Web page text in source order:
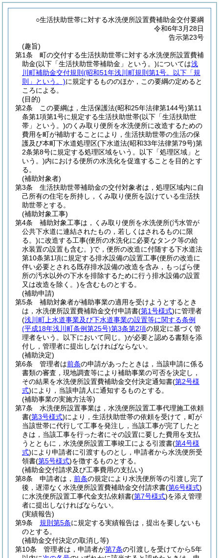
○生活扶助世帯に対する水洗便所設置費補助金交付要綱
令和6年3月28日
告示第23号
(趣旨)
第1条
町の交付する生活扶助世帯に対する水洗便所設置費補
助金(以下「生活扶助世帯補助金」という。)については浅
川町補助金交付規則 (昭和51年浅川町規則第1号。以下「規
則」という。)に規定するもののほか，この要綱の定めると
ころによる。
(目的)
第2条
この要綱は，生活保護法(昭和25年法律第144号)第11
条第1項第1号に規定する生活扶助世帯(以下「生活扶助世
帯」という。)のくみ取り便所を水洗便所に改造するための
費用を町が補助することにより，生活扶助世帯の生活の保
護及び本町下水道処理区(下水道法(昭和33年法律第79号)第
2条第8号に規定する処理区域をいう。以下「処理区域」と
いう。)内における便所の水洗化を促進することを目的とす
る。
(補助対象者)
第3条
生活扶助世帯補助金の交付対象者は，処理区域内に自
己所有の住宅を所持し，くみ取り便所を設けている生活扶
助世帯とする。
(補助対象工事)
第4条
補助対象工事は，くみ取り便所を水洗便所(汚水管が
公共下水道に連結されたもの，若しくはされるものに限
る。)に改造する工事(便所の水洗化に必要なタンク等の給
水装置の設置も含む。)で，便所の改造に付随する下水道法
第10条第1項に規定する排水設備の設置工事(便所の改造に
伴い必要とされる既存排水設備の改造を含み，もっぱら便
所の汚水以外の下水を排除するために行う排水設備の設置
又は改造を除く。)を含むものとする。
(補助申請)
第5条
補助対象者が補助事業の適用を受けようとするとき
は，水洗便所設置費補助金交付申請書(第1号様式)に管理者
(浅川町上水道事業及び下水道事業の設置等に関する条例
(平成18年浅川町条例第25号)第3条第2項の規定に基づく管
理者をいう。以下において同じ。)が必要と認める書類を添
付し，管理者に提出しなければならない。
(補助決定)
第6条
管理者は前条の申請があったときは，当該申請に係る
書類の審査，現地調査等により補助事業の可否を決定し，
その結果を水洗便所設置費補助金交付決定通知書(第2号様
式)により，当該申請人に通知するものとする。
(補助事業の実施方法等)
第7条
水洗便所設置事業は，水洗便所設置工事代理施工依頼
書(第3号様式)により，生活扶助世帯の依頼を受けて，町が
当該世帯に代行して工事を発注し，当該工事が完了したと
きは，当該工事を行った者にその設置に要した費用を支払
うとともに，水洗便所設置工事竣工による引渡書(第4号様
式)により申請者に引渡すものとし，申請者から水洗便所受
領書(第5号様式)を徴するものとする。
(補助金交付請求及び工事費用の支払い)
第8条
申請者は， 前条の規定により水洗便所等の引渡し完了
後，遅滞なく水洗便所設置費補助金交付請求書(第6号様式)
に水洗便所設置工事代金支払依頼書(第7号様式)を添え管理
者に提出しなければならない。
(実績報告)
第9条
規則第5条に規定する実績報告は，提出を要しないも
のとする。
(補助金交付決定の取消し等)
第10条
管理者は，申請者が第7条の引渡しを受けてから5年